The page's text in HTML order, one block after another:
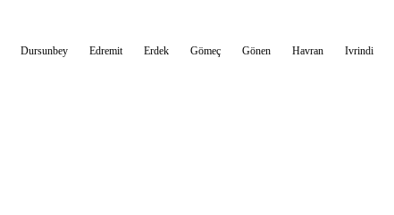
Dursunbey Edremit Erdek Gömeç Gönen Havran Ivrindi